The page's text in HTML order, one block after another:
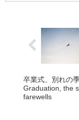
卒業式、別れの
Graduation, the
farewells